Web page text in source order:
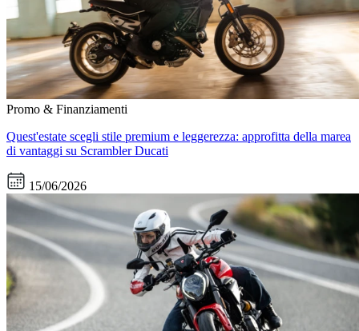
Promo & Finanziamenti
Quest'estate scegli stile premium e leggerezza: approfitta della marea
di vantaggi su Scrambler Ducati
15/06/2026